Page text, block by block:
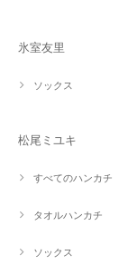
氷室友里
ソックス
松尾ミユキ
すべてのハンカチ
タオルハンカチ
ソックス